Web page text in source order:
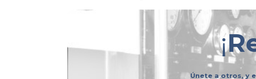
¡
Únete a otros, y